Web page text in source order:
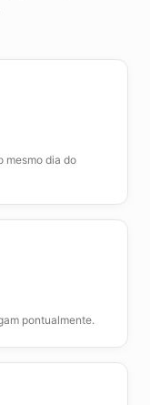
mesmo dia do
pontualmente.